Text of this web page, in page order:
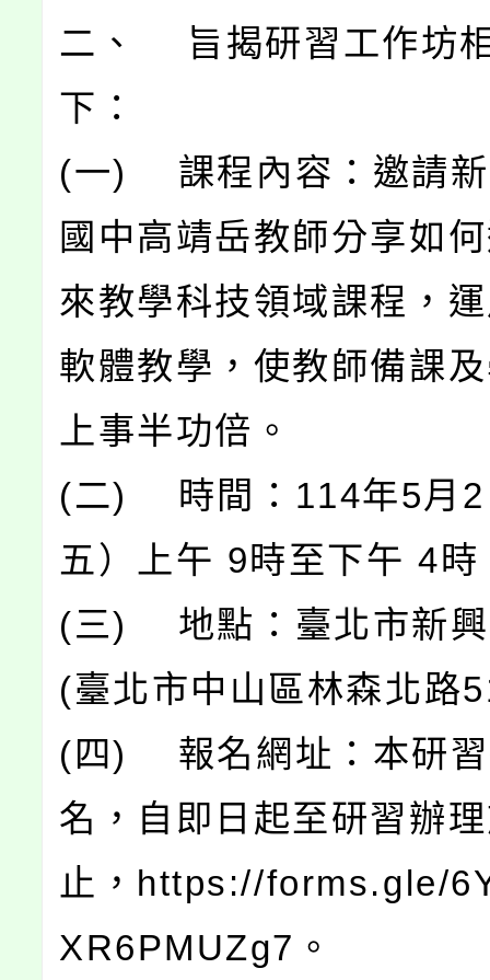
二、 旨揭研習工作坊
下：
(一) 課程內容：邀請新
國中高靖岳教師分享如
來教學科技領域課程，
軟體教學，使教師備課
上事半功倍。
(二) 時間：114年5月2
五）上午 9時至下午 4時
(三) 地點：臺北市新興
(臺北市中山區林森北路
(四) 報名網址：本研習
名，自即日起至研習辦
止，https://forms.gle/
XR6PMUZg7。